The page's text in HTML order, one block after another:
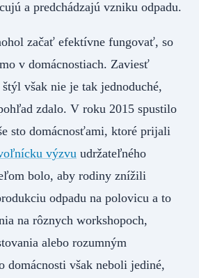
a predchádzajú vzniku odpadu.
začať efektívne fungovať, so
v domácnostiach. Zaviesť
však nie je tak jednoduché,
zdalo. V roku 2015 spustilo
sto domácnosťami, ktoré prijali
výzvu udržateľného
bolo, aby rodiny znížili
odpadu na polovicu a to
na rôznych workshopoch,
alebo rozumným
domácnosti však neboli jediné,